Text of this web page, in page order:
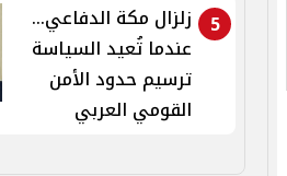
5
زلزال مكة الدفاعي...
عندما تُعيد السياسة
ترسيم حدود الأمن
القومي العربي